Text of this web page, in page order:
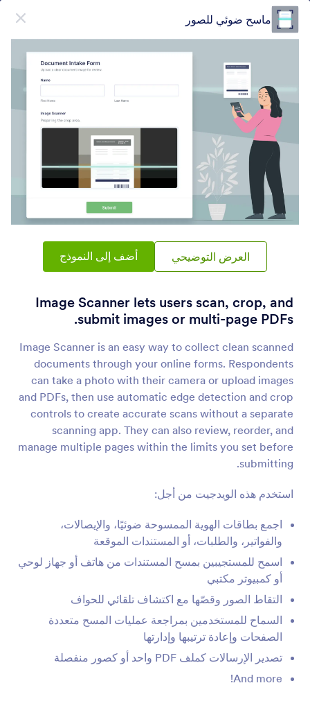
بدء الحوار
ماسح ضوئي للصور
العرض التوضيحي أضف إلى النموذج
Image Scanner lets users scan, crop, and
submit images or multi-page PDFs.
Image Scanner is an easy way to collect clean scanned
documents through your online forms. Respondents
can take a photo with their camera or upload images
and PDFs, then use automatic edge detection and crop
controls to create accurate scans without a separate
scanning app. They can also review, reorder, and
manage multiple pages within the limits you set before
submitting.
استخدم هذه الويدجيت من أجل:
اجمع بطاقات الهوية الممسوحة ضوئيًا، والإيصالات،
والفواتير، والطلبات، أو المستندات الموقعة
اسمح للمستجيبين بمسح المستندات من هاتف أو جهاز لوحي
أو كمبيوتر مكتبي
التقاط الصور وقصّها مع اكتشاف تلقائي للحواف
السماح للمستخدمين بمراجعة عمليات المسح متعددة
الصفحات وإعادة ترتيبها وإدارتها
تصدير الإرسالات كملف PDF واحد أو كصور منفصلة
And more!
أدوات النماذج رفع ملف
رفع ملف
الأحدث شائع
شريط تمرير الصور
أَضف عرض شرائح للصور إلى نموذجك
معاينة الصور المحمّلة
السماح للمستخدمين بمعاينة الصور المحملة إلى
نموذجك
خيارات الصور
السماح للمستخدمين بالإجابة على الأسئلة بالصور
مختار الصور
السماح للمستخدمين بإختيار الصور في نموذجك
رافع الملفات من Uploadcare
قم بتحميل الملفات من خلال نموذجك باستخدام
Uploadcare
تعليق على الصورة
أضف خيارات التعليق التوضيحي إلى صورك
فئات عناصر النماذج